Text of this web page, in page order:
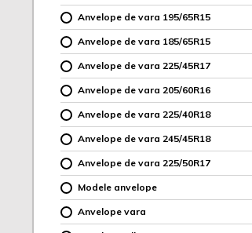
Anvelope de vara 195/65R15
Anvelope de vara 185/65R15
Anvelope de vara 225/45R17
Anvelope de vara 205/60R16
Anvelope de vara 225/40R18
Anvelope de vara 245/45R18
Anvelope de vara 225/50R17
Modele anvelope
Anvelope vara